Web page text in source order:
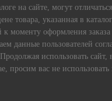
на сайте, могут
товара, указанная в
к моменту оформления заказа
данные пользователей
использовать сайт,
просим вас не